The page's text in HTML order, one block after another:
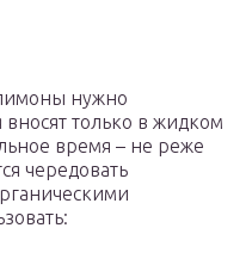
нужно
только в жидком
время – не реже
чередовать